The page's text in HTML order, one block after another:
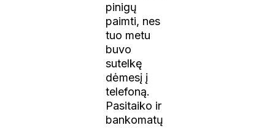
pinigų
paimti, nes
tuo metu
buvo
sutelkę
dėmesį į
telefoną.
Pasitaiko ir
bankomatų